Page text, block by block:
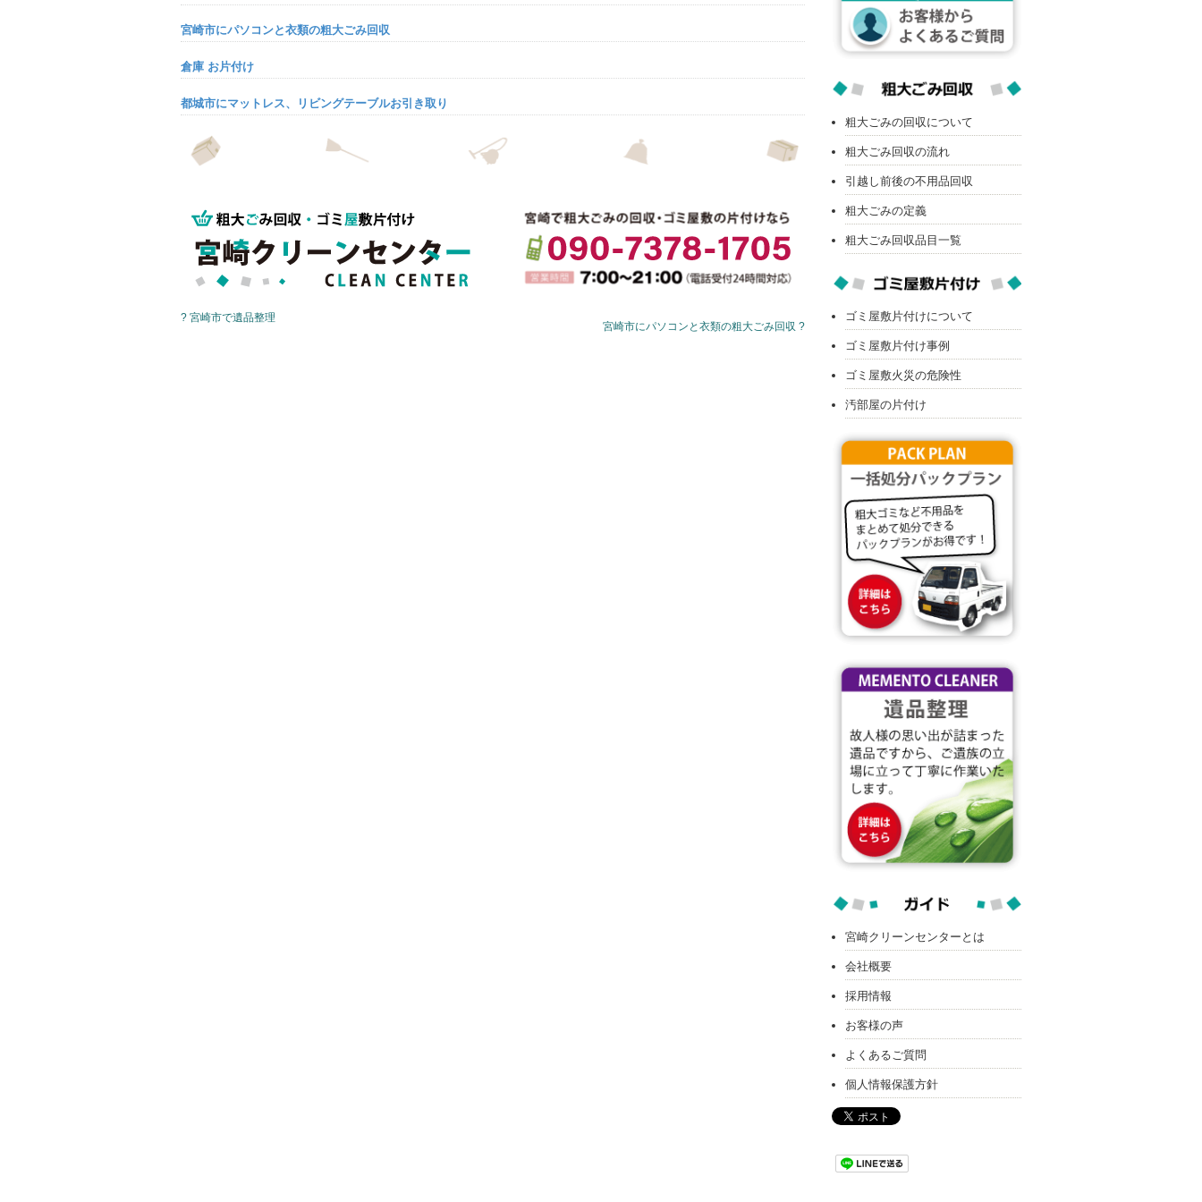
宮崎市にパソコンと衣類の粗大ごみ回収
倉庫 お片付け
都城市にマットレス、リビングテーブルお引き取り
? 宮崎市で遺品整理
宮崎市にパソコンと衣類の粗大ごみ回収 ?
粗大ごみの回収について
粗大ごみ回収の流れ
引越し前後の不用品回収
粗大ごみの定義
粗大ごみ回収品目一覧
ゴミ屋敷片付けについて
ゴミ屋敷片付け事例
ゴミ屋敷火災の危険性
汚部屋の片付け
宮崎クリーンセンターとは
会社概要
採用情報
お客様の声
よくあるご質問
個人情報保護方針